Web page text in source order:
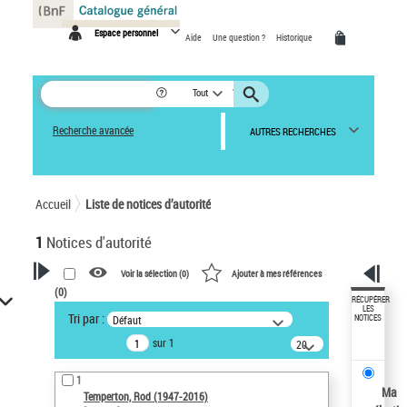
Espace personnel Aide Une question ? Historique
Tout
Recherche avancée AUTRES RECHERCHES
Accueil Liste de notices d’autorité
1 Notices d'autorité
VOTRE RECHERCHE
Recherche avancée dans les
notices d’autorité
Œuvres liées à l'auteur :
Temperton, Rod (1947-2016)
Voir la sélection (0) Ajouter à mes références
(0)
Tri par : Défaut
sur 1
20
résultats/page
1
Temperton, Rod (1947-2016)
RÉCUPÉRER
LES
NOTICES
Ma
Panneau de gestion des cookies